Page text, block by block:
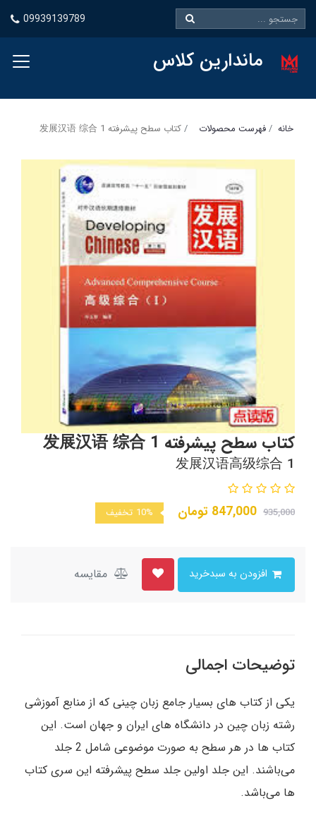
09939139789
ماندارین کلاس
خانه فهرست محصولات کتاب سطح پیشرفته 发展汉语 综合 1
کتاب سطح پیشرفته 发展汉语 综合 1
发展汉语高级综合 1
935,000
847,000 تومان 10% تخفیف
مقایسه
توضیحات اجمالی
یکی از کتاب های بسیار جامع زبان چینی که از منابع آموزشی
رشته زبان چین در دانشگاه های ایران و جهان است. این
کتاب ها در هر سطح به صورت موضوعی شامل 2 جلد
می‌باشند. این جلد اولین جلد سطح پیشرفته این سری کتاب
ها می‌باشد.